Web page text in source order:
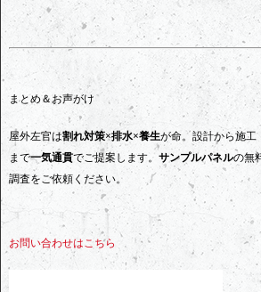
まとめ＆お声がけ
屋外左官は割れ対策×排水×養生が命。設計から施工
まで一気通貫でご提案します。 サンプルパネルの無
調査をご依頼ください。
お問い合わせはこちら